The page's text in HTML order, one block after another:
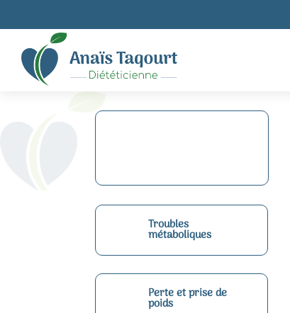
Troubles
métaboliques
Perte et prise de
poids